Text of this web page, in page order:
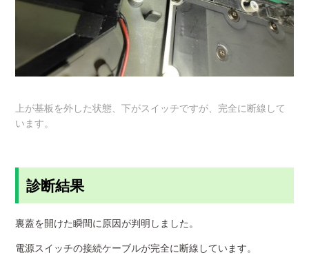
上が基板を外した状態、下がスイッチですが、完全に断線して
います。
診断結果
裏蓋を開けた瞬間に原因が判明しました。
電源スイッチの接続ケーブルが完全に断線しています。